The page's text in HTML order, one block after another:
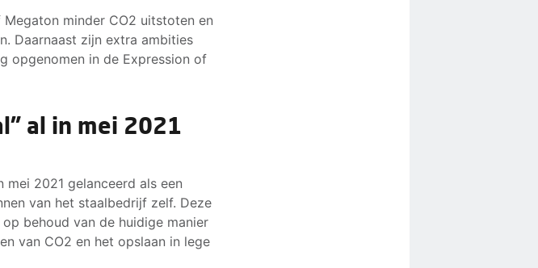
minder CO2 uitstoten en
Daarnaast zijn extra ambities
opgenomen in de Expression of
al in mei 2021
mei 2021 gelanceerd als een
van het staalbedrijf zelf. Deze
behoud van de huidige manier
van CO2 en het opslaan in lege